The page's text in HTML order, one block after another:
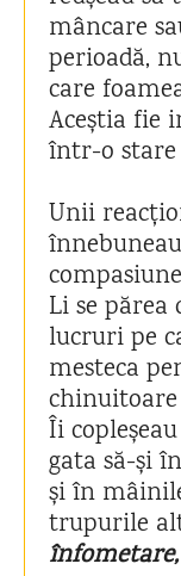
mâncare
perioadă,
care
Aceștia fie
într-o stare
Unii
Li se părea
lucruri pe
mesteca
chinuitoare
Îi
gata să-și
și în
trupurile